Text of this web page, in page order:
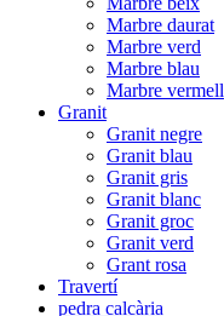
Marbre daurat
Marbre verd
Marbre blau
Marbre vermell
Granit
Granit negre
Granit blau
Granit gris
Granit blanc
Granit groc
Granit verd
Grant rosa
Travertí
pedra calcària